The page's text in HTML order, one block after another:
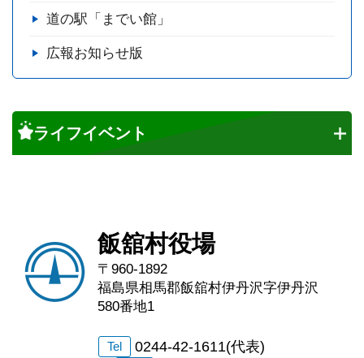
道の駅「までい館」
広報お知らせ版
ライフイベント
飯舘村役場
〒960-1892
福島県相馬郡飯舘村伊丹沢字伊丹沢
580番地1
Tel 0244-42-1611(代表)